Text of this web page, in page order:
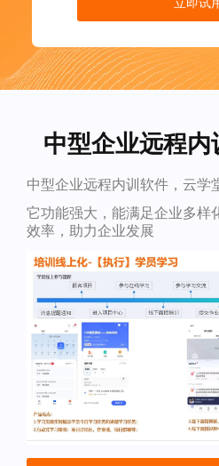
中型企业远程
中型企业远程内训软件，云学
它功能强大，能满足企业多样
效率，助力企业发展